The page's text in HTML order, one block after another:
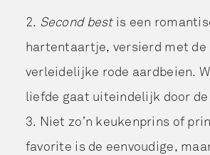
2. Second bestis een
hartentaartje, versierd met de
verleidelijke rode aardbeien.
liefde gaat uiteindelijk door de
3. Niet zo’n keukenprins of
favorite is de eenvoudige,